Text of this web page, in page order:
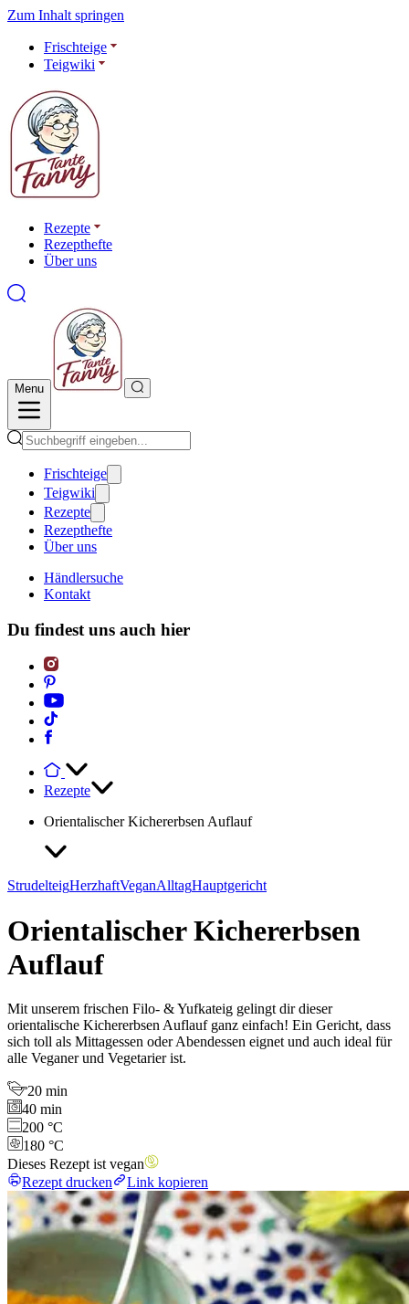
Zum Inhalt springen
Frischteige
Teigwiki
Rezepte
Rezepthefte
Über uns
Menu
Frischteige
Teigwiki
Rezepte
Rezepthefte
Über uns
Händlersuche
Kontakt
Du findest uns auch hier
Rezepte
Orientalischer Kichererbsen Auflauf
StrudelteigHerzhaftVeganAlltagHauptgericht
Orientalischer Kichererbsen
Auflauf
Mit unserem frischen Filo- & Yufkateig gelingt dir dieser
orientalische Kichererbsen Auflauf ganz einfach! Ein Gericht, dass
sich toll als Mittagessen oder Abendessen eignet und auch ideal für
alle Veganer und Vegetarier ist.
20 min
40 min
200 °C
180 °C
Dieses Rezept ist vegan
Rezept drucken
Link kopieren